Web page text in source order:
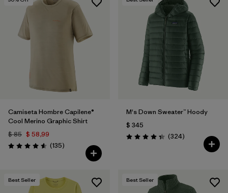
Camiseta Hombre Capilene®
Cool Merino Graphic Shirt
$ 85 $ 58,99
Valoración: 4.6 / 5
(135Comentarios
)
M's Down Sweater™ Hoody
$ 345
Valoración: 4.4 / 5
(324Comentarios
)
Best Seller Best Seller